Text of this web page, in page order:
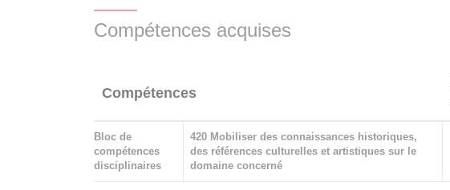
latest edition)
Compétences acquises
Compétences
Bloc de
compétences
disciplinaires
420 Mobiliser des connaissances historiques,
des références culturelles et artistiques sur le
domaine concerné